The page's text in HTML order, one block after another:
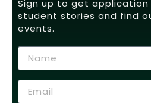
Sign up to get application
student stories and find
events.